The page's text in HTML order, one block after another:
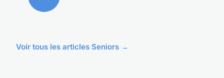
Voir tous les articles Seniors →